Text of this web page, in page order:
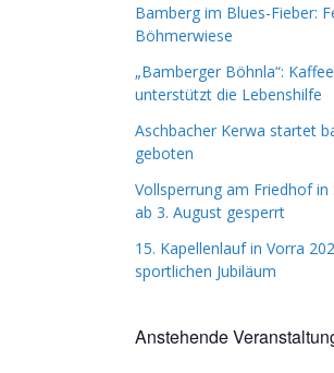
Bamberg im Blues-Fieber:
Böhmerwiese
„Bamberger Böhnla“:
unterstützt die Lebenshilfe
Aschbacher Kerwa startet
geboten
Vollsperrung am Friedhof in
ab 3. August gesperrt
15. Kapellenlauf in Vorra
sportlichen Jubiläum
Anstehende